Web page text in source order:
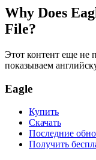
Why Does
File?
Этот контент еще не
показываем
Eagle
Купить
Скачать
Последние
Получить